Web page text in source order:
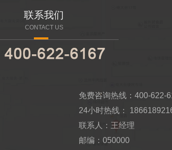
联系我们
CONTACT US
免费咨询热线：400-622-
24小时热线：
联系人：王经理
邮编：050000